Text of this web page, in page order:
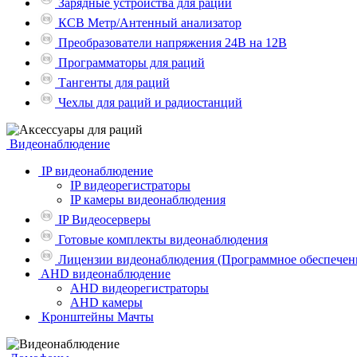
КСВ Метр/Антенный анализатор
Преобразователи напряжения 24В на 12В
Программаторы для раций
Тангенты для раций
Чехлы для раций и радиостанций
Видеонаблюдение
IP видеонаблюдение
IP видеорегистраторы
IP камеры видеонаблюдения
IP Видеосерверы
Готовые комплекты видеонаблюдения
Лицензии видеонаблюдения (Программное
AHD видеонаблюдение
AHD видеорегистраторы
AHD камеры
Кронштейны Мачты